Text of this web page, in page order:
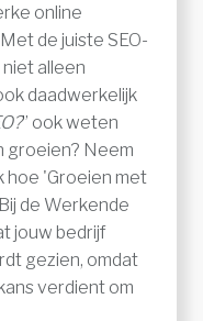
online
de juiste SEO-
alleen
daadwerkelijk
” ook weten
groeien? Neem
hoe 'Groeien met
de Werkende
jouw bedrijf
gezien, omdat
verdient om